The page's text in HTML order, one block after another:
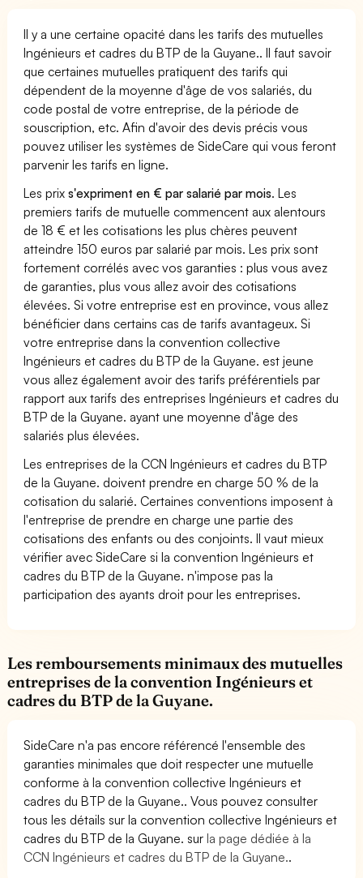
Il y a une certaine opacité dans les tarifs des mutuelles
Ingénieurs et cadres du BTP de la Guyane.. Il faut savoir
que certaines mutuelles pratiquent des tarifs qui
dépendent de la moyenne d'âge de vos salariés, du
code postal de votre entreprise, de la période de
souscription, etc. Afin d'avoir des devis précis vous
pouvez utiliser les systèmes de SideCare qui vous feront
parvenir les tarifs en ligne.
Les prixs'expriment en € par salarié par mois. Les
premiers tarifs de mutuelle commencent aux alentours
de 18 € et les cotisations les plus chères peuvent
atteindre 150 euros par salarié par mois. Les prix sont
fortement corrélés avec vos garanties : plus vous avez
de garanties, plus vous allez avoir des cotisations
élevées. Si votre entreprise est en province, vous allez
bénéficier dans certains cas de tarifs avantageux. Si
votre entreprise dans la convention collective
Ingénieurs et cadres du BTP de la Guyane. est jeune
vous allez également avoir des tarifs préférentiels par
rapport aux tarifs des entreprises Ingénieurs et cadres du
BTP de la Guyane. ayant une moyenne d'âge des
salariés plus élevées.
Les entreprises de la CCN Ingénieurs et cadres du BTP
de la Guyane. doivent prendre en charge 50 % de la
cotisation du salarié. Certaines conventions imposent à
l'entreprise de prendre en charge une partie des
cotisations des enfants ou des conjoints. Il vaut mieux
vérifier avec SideCare si la convention Ingénieurs et
cadres du BTP de la Guyane. n'impose pas la
participation des ayants droit pour les entreprises.
Les remboursements minimaux des mutuelles
entreprises de la convention Ingénieurs et
cadres du BTP de la Guyane.
SideCare n'a pas encore référencé l'ensemble des
garanties minimales que doit respecter une mutuelle
conforme à la convention collective Ingénieurs et
cadres du BTP de la Guyane.. Vous pouvez consulter
tous les détails sur la convention collective Ingénieurs et
cadres du BTP de la Guyane. surla page dédiée à la
CCN Ingénieurs et cadres du BTP de la Guyane..